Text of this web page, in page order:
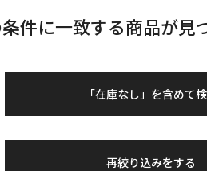
件に一致する商品が見
「在庫なし」を含めて
再絞り込みをする